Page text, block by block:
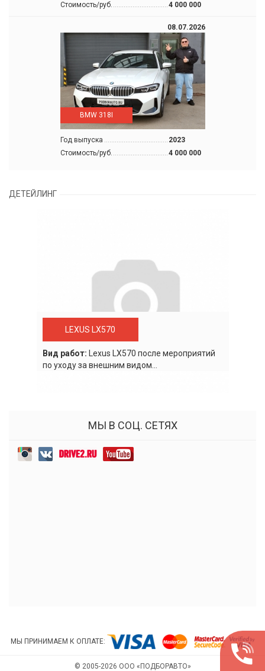
Стоимость/руб.
4 000 000
08.07.2026
BMW 318I
Год выпуска
2023
Стоимость/руб.
4 000 000
ДЕТЕЙЛИНГ
LEXUS LX570
Вид работ: Lexus LХ570 после мероприятий
по уходу за внешним видом...
МЫ В СОЦ. СЕТЯХ
МЫ ПРИНИМАЕМ К ОПЛАТЕ:
© 2005-2026 ООО «ПОДБОРАВТО»